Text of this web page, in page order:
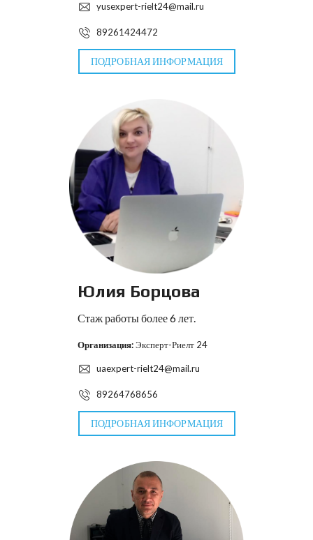
yusexpert-rielt24@mail.ru
89261424472
ПОДРОБНАЯ ИНФОРМАЦИЯ
Юлия Борцова
Стаж работы более 6 лет.
Организация:Эксперт-Риелт 24
uaexpert-rielt24@mail.ru
89264768656
ПОДРОБНАЯ ИНФОРМАЦИЯ